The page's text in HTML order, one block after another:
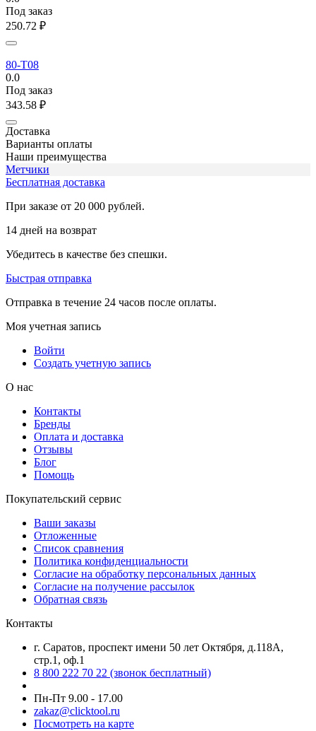
Под заказ
250.72 ₽
80-T08
0.0
Под заказ
343.58 ₽
Доставка
Варианты оплаты
Наши преимущества
Метчики
Бесплатная доставка
При заказе от 20 000 рублей.
14 дней на возврат
Убедитесь в качестве без спешки.
Быстрая отправка
Отправка в течение 24 часов после оплаты.
Моя учетная запись
Войти
Создать учетную запись
О нас
Контакты
Бренды
Оплата и доставка
Отзывы
Блог
Помощь
Покупательский сервис
Ваши заказы
Отложенные
Список сравнения
Политика конфиденциальности
Согласие на обработку персональных данных
Согласие на получение рассылок
Обратная связь
Контакты
г. Саратов, проспект имени 50 лет Октября, д.118А,
стр.1, оф.1
8 800 222 70 22 (звонок бесплатный)
Пн-Пт 9.00 - 17.00
zakaz@clicktool.ru
Посмотреть на карте